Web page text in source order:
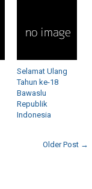
Selamat Ulang
Tahun ke-18
Bawaslu
Republik
Indonesia
Older Post →